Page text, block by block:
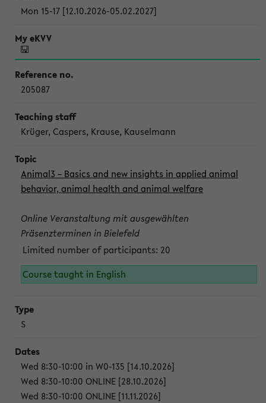
Mon 15-17 [12.10.2026-05.02.2027]
205087
Krüger, Caspers, Krause, Kauselmann
Animal3 – Basics and new insights in applied animal
behavior, animal health and animal welfare
Online Veranstaltung mit ausgewählten
Präsenzterminen in Bielefeld
Limited number of participants: 20
Course taught in English
S
Wed 8:30-10:00 in W0-135 [14.10.2026]
Wed 8:30-10:00 ONLINE [28.10.2026]
Wed 8:30-10:00 ONLINE [11.11.2026]